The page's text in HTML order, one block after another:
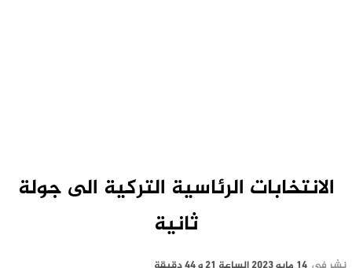
الانتخابات الرئاسية التركية الى جولة
ثانية